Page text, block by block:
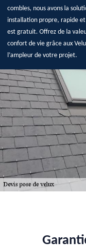
combles, nous avons la
installation propre, rapide et
est gratuit. Offrez de la
confort de vie grâce aux
l’ampleur de votre projet.